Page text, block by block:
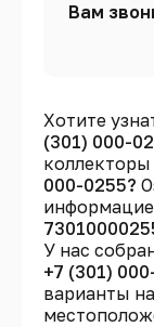
Вам
Хотите
(301) 000-
000-0255?
У нас
+7 (301)
варианты